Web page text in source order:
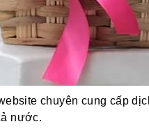
chuyên cung cấp
nước.